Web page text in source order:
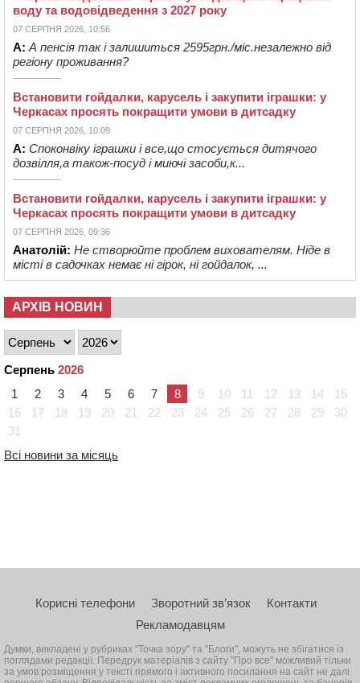
воду та водовідведення з 2027 року
07 СЕРПНЯ 2026, 10:56
А: А пенсія так і залишиться 2595грн./міс.незалежно від
регіону проживання?
Встановити гойдалки, карусель і закупити іграшки: у
Черкасах просять покращити умови в дитсадку
07 СЕРПНЯ 2026, 10:09
А: Споконвіку іграшки і все,що стосується дитячого
дозвілля,а також-посуд і миючі засоби,к...
Встановити гойдалки, карусель і закупити іграшки: у
Черкасах просять покращити умови в дитсадку
07 СЕРПНЯ 2026, 09:36
Анатолій: Не створюйте проблем вихователям. Ніде в
місті в садочках немає ні гірок, ні гойдалок, ...
АРХІВ НОВИН
Серпень 2026
1
2 3 4 5 6 7 8 9 10 11 12 13 14
15
16
17 18 19 20 21 22 23 24 25 26 27 28 29
30
31
Всі новини за місяць
Корисні телефони Зворотний зв’язок
Контакти
Рекламодавцям
Думки, викладені у рубриках "Точка зору" та "Блоги", можуть не збігатися із
поглядами редакції. Передрук матеріалів з сайту "Про все" можливий тільки
за умов розміщення у тексті прямого і активного посилання на сайт не далі